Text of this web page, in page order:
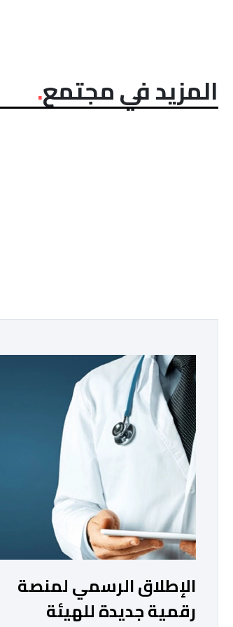
المزيد في مجتمع
الإطلاق الرسمي لمنصة
رقمية جديدة للهيئة